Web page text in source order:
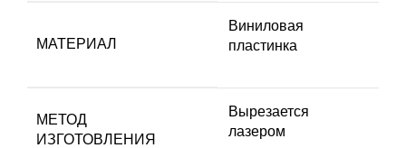
МАТЕРИАЛ
Виниловая
пластинка
МЕТОД
ИЗГОТОВЛЕНИЯ
Вырезается
лазером